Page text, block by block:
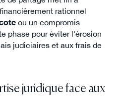
rationnel
ou un compromis
phase pour éviter l'érosion
judiciaires et aux frais de
juridique face aux